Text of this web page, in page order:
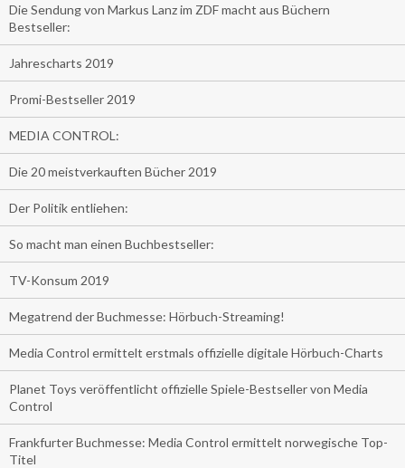
Die Sendung von Markus Lanz im ZDF macht aus Büchern
Bestseller:
Jahrescharts 2019
Promi-Bestseller 2019
MEDIA CONTROL:
Die 20 meistverkauften Bücher 2019
Der Politik entliehen:
So macht man einen Buchbestseller:
TV-Konsum 2019
Megatrend der Buchmesse: Hörbuch-Streaming!
Media Control ermittelt erstmals offizielle digitale Hörbuch-Charts
Planet Toys veröffentlicht offizielle Spiele-Bestseller von Media
Control
Frankfurter Buchmesse: Media Control ermittelt norwegische Top-
Titel